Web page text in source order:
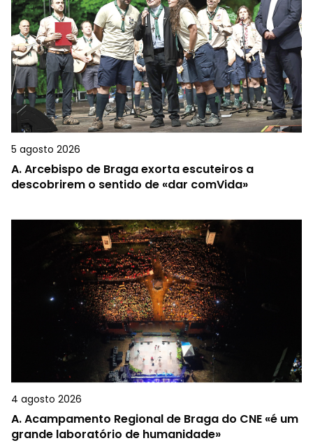
5 agosto 2026
A.Arcebispo de Braga exorta escuteiros a
descobrirem o sentido de «dar comVida»
4 agosto 2026
A.Acampamento Regional de Braga do CNE «é um
grande laboratório de humanidade»